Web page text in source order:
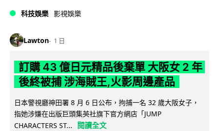
科技娛樂 影視娛樂
Lawton 1 日
訂購 43 億日元精品後棄單 大阪女 2 年
後終被捕 涉海賊王,火影周邊產品
日本警視廳神田署 8 月 6 日公布，拘捕一名 32 歲大阪女子，
指她涉嫌在出版巨頭集英社旗下官方網店「JUMP
CHARACTERS ST...
閱讀全文